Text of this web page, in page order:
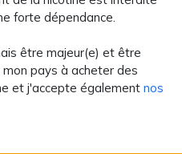
cartouches avec une
fuites tout en
intégrée.
2 Geekvape est
forte dépendance.
être majeur(e) et être
pays à acheter des
et j'accepte également nos